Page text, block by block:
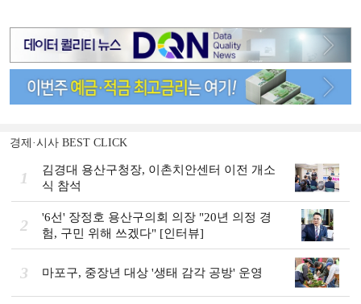
경제·시사 BEST CLICK
1
김경대 용산구청장, 이촌치안센터 이전 개소
식 참석
2
'6선' 장정호 용산구의회 의장 "20년 의정 경
험, 구민 위해 쓰겠다" [인터뷰]
3 마포구, 중장년 대상 '생태 감각 공방' 운영